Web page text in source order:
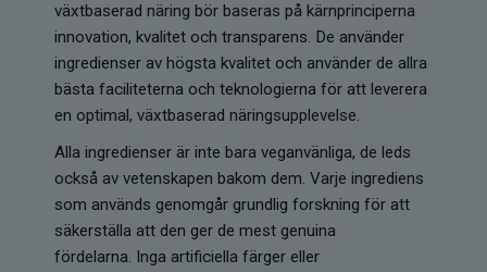
Kristaller
Infrarött Ljus
Vattenrening & Övrigt
Transdermala plåster
Fyndlådan
växtbaserad näring bör baseras på kärnprinciperna
innovation, kvalitet och transparens. De använder
ingredienser av högsta kvalitet och använder de allra
bästa faciliteterna och teknologierna för att leverera
en optimal, växtbaserad näringsupplevelse.
Alla ingredienser är inte bara veganvänliga, de leds
också av vetenskapen bakom dem. Varje ingrediens
som används genomgår grundlig forskning för att
säkerställa att den ger de mest genuina
fördelarna. Inga artificiella färger eller